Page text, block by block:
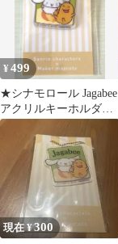
¥499
★シナモロール Jagabee
アクリルキーホルダー
★
現在 ¥300